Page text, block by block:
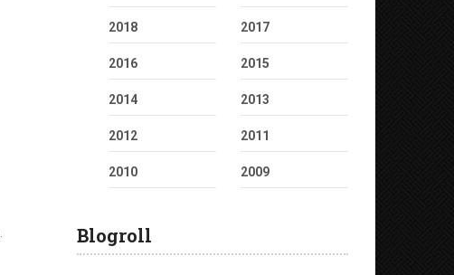
2018 2017
2016 2015
2014 2013
2012 2011
2010 2009
Blogroll